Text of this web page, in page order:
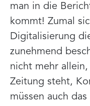
man in die
kommt! Zumal
Digitalisierung
zunehmend
nicht mehr
Zeitung steht,
müssen auch